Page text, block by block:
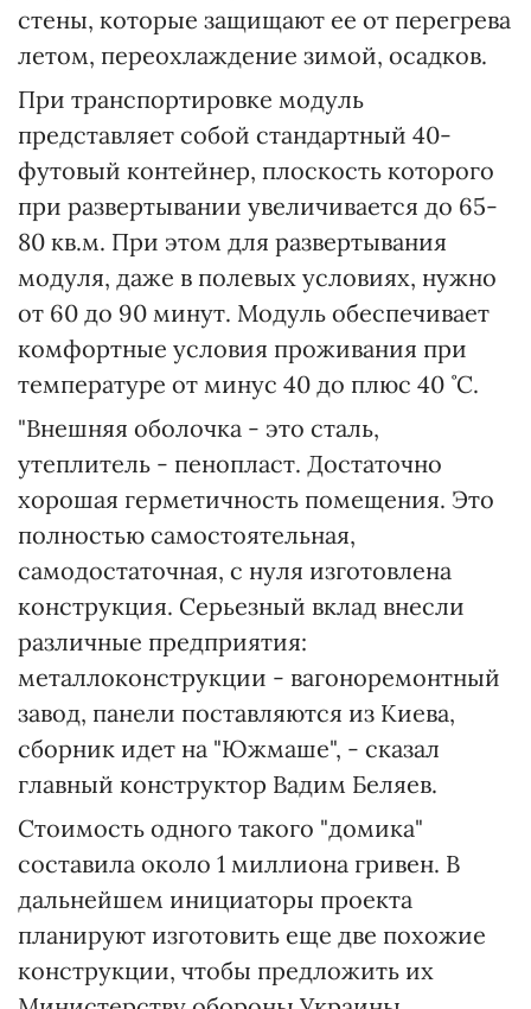
стены, которые защищают ее от перегрева
летом, переохлаждение зимой, осадков.
При транспортировке модуль
представляет собой стандартный 40-
футовый контейнер, плоскость которого
при развертывании увеличивается до 65-
80 кв.м. При этом для развертывания
модуля, даже в полевых условиях, нужно
от 60 до 90 минут. Модуль обеспечивает
комфортные условия проживания при
температуре от минус 40 до плюс 40 ̊ С.
"Внешняя оболочка - это сталь,
утеплитель - пенопласт. Достаточно
хорошая герметичность помещения. Это
полностью самостоятельная,
самодостаточная, с нуля изготовлена
конструкция. Серьезный вклад внесли
различные предприятия:
металлоконструкции - вагоноремонтный
завод, панели поставляются из Киева,
сборник идет на "Южмаше", - сказал
главный конструктор Вадим Беляев.
Стоимость одного такого "домика"
составила около 1 миллиона гривен. В
дальнейшем инициаторы проекта
планируют изготовить еще две похожие
конструкции, чтобы предложить их